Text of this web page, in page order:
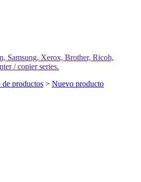
Samsung, Xerox, Brother, Ricoh,
/ copier series.
de productos > Nuevo producto